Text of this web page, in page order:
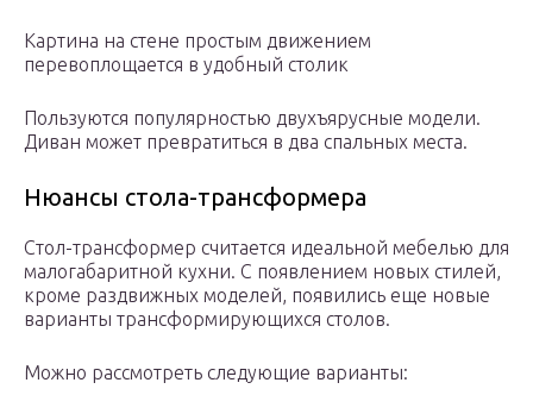
Картина на стене простым движением
перевоплощается в удобный столик
Пользуются популярностью двухъярусные модели.
Диван может превратиться в два спальных места.
Нюансы стола-трансформера
Стол-трансформер считается идеальной мебелью для
малогабаритной кухни. C появлением новых стилей,
кроме раздвижных моделей, появились еще новые
варианты трансформирующихся столов.
Можно рассмотреть следующие варианты: